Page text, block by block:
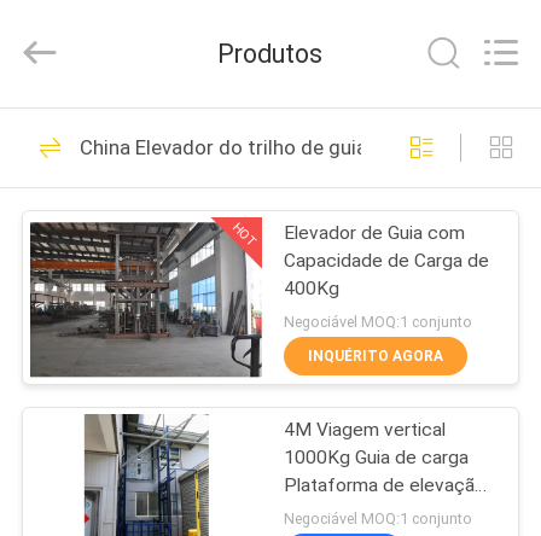
PARA
CASA
PRODUTOS
SOBRE
NÓS
VISITA
FÁBRICA
MACHINERY
Rights
Plataforma de
elevação hidráulica
115
elevador de tesoura
autopropelido
54
Produtos
China Elevador do trilho de guia
HOT
Elevador de Guia com
Capacidade de Carga de
400Kg
Negociável MOQ:1 conjunto
INQUÉRITO AGORA
4M Viagem vertical
1000Kg Guia de carga
Plataforma de elevação
ferroviária com sistemas
Negociável MOQ:1 conjunto